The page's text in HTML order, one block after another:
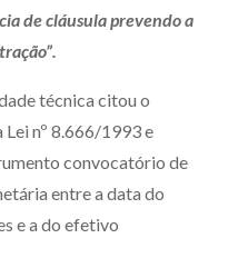
de cláusula prevendo a
técnica citou o
nº 8.666/1993 e
convocatório de
entre a data do
e a do efetivo